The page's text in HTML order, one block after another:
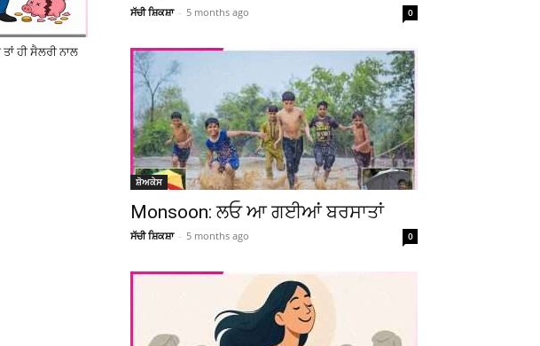
ਹੀ ਸੈਲਰੀ ਨਾਲ
ਸੱਚੀ ਸ਼ਿਕਸ਼ਾ - 5 months ago 0
ਸ਼ੋਅਕੇਸ
Monsoon: ਲਓ ਆ ਗਈਆਂ ਬਰਸਾਤਾਂ
ਸੱਚੀ ਸ਼ਿਕਸ਼ਾ - 5 months ago 0